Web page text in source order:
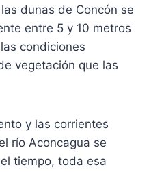
dunas de Concón se
entre 5 y 10 metros
condiciones
vegetación que las
y las corrientes
río Aconcagua se
tiempo, toda esa